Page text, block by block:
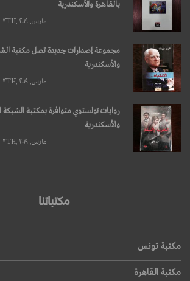
بالقاهرة والأسكندرية
مارس, ۱۲TH, ۲۰۱۹
مجموعة إصدارات جديدة تصل مكتبة
والأسكندرية
مارس, ۱۲TH, ۲۰۱۹
روايات تولستوي متوافرة بمكتبة الشبكة
والأسكندرية
مارس, ۱۲TH, ۲۰۱۹
مكتباتنا
مكتبة تونس
مكتبة القاهرة